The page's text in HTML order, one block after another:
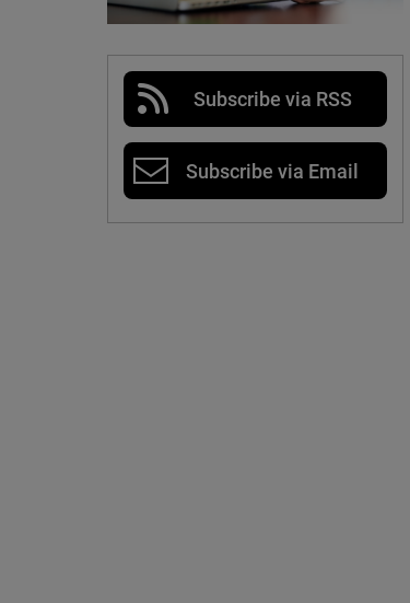
Subscribe via RSS
Subscribe via Email